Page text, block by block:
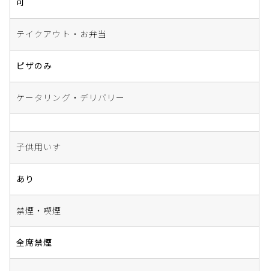
可
テイクアウト・お弁当
ピザのみ
ケータリング・デリバリー
子供用いす
あり
禁煙・喫煙
全席禁煙